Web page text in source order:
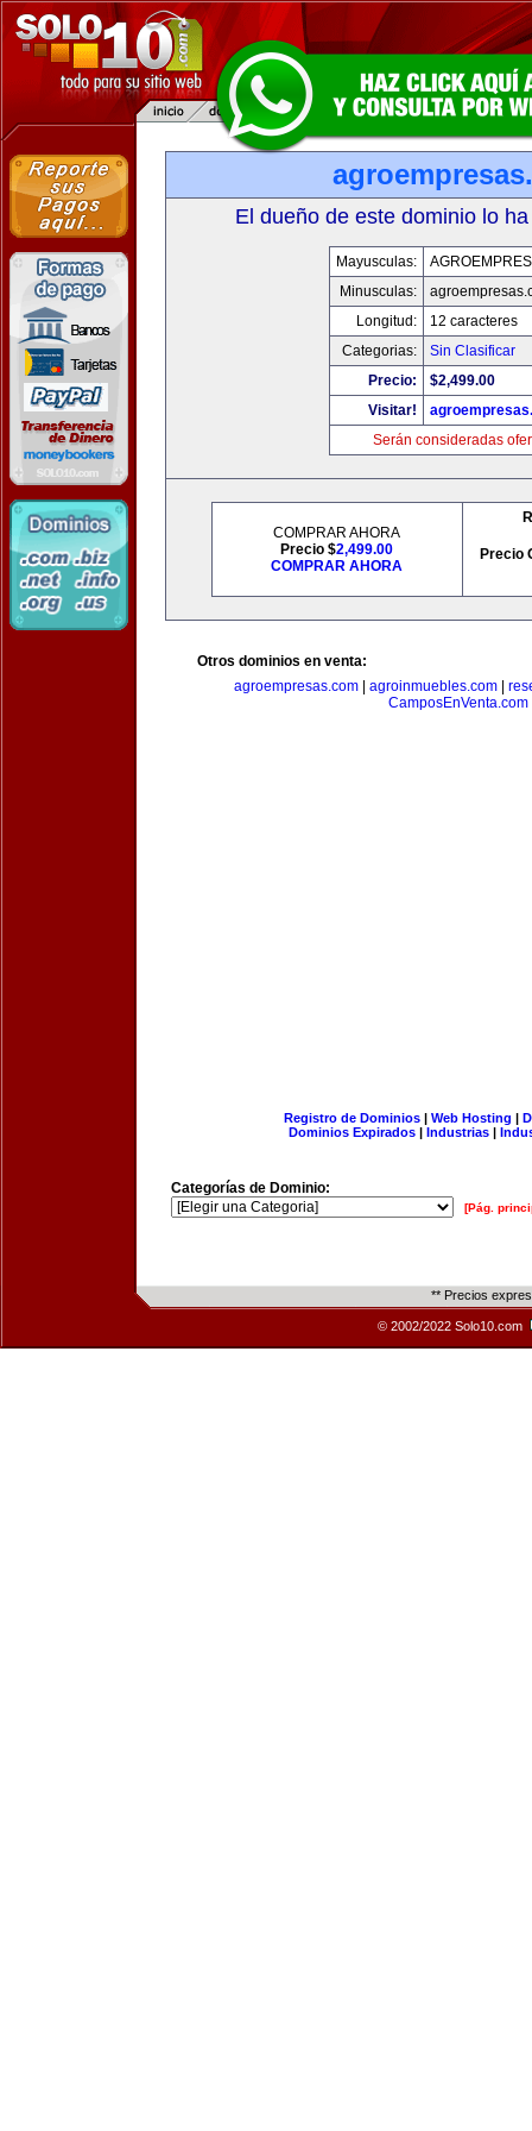
El dueño de este dominio lo
Mayusculas:
Minusculas:
Longitud:
12 caracteres
Categorias:
Sin Clasificar
Precio:
$2,499.00
Visitar!
Serán consideradas
COMPRAR AHORA
Precio $2,499.00
COMPRAR AHORA
Precio
Otros dominios en venta:
agroempresas.com
agroinmuebles.com
CamposEnVenta.com
Registro de Dominios| Web Hosting |
Dominios Expirados | Industrias |
Categorías de Dominio:
[Pág.
** Precios
© 2002/2022 Solo10.com